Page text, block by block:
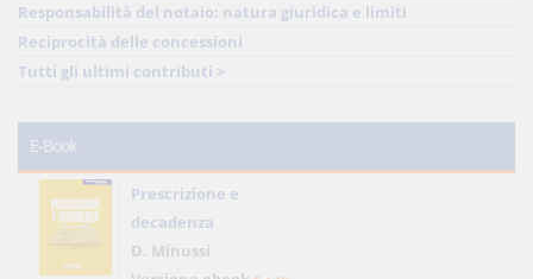
Responsabilità del notaio: natura giuridica e limiti
Reciprocità delle concessioni
Tutti gli ultimi contributi >
E-Book
Prescrizione e
decadenza
D. Minussi